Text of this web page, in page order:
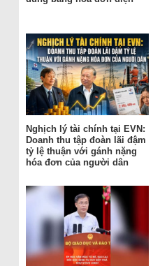
Nghịch lý tài chính tại EVN:
Doanh thu tập đoàn lãi đậm
tỷ lệ thuận với gánh nặng
hóa đơn của người dân